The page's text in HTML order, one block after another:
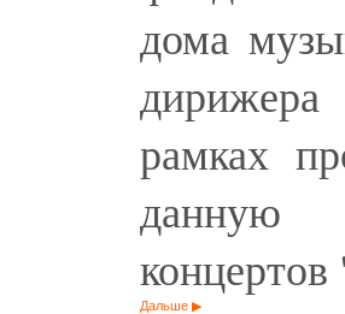
дома
рамках
данную
Дальше